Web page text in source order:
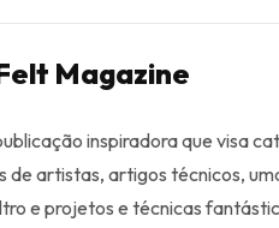
Magazine
inspiradora que visa
de artistas, artigos técnicos,
e projetos e técnicas